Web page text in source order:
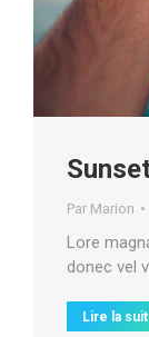
Par Marion
Lore
donec vel
Lire la